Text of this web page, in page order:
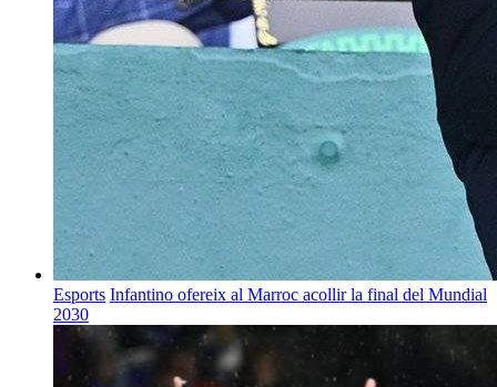
Esports Infantino ofereix al Marroc acollir la final del Mundial
2030